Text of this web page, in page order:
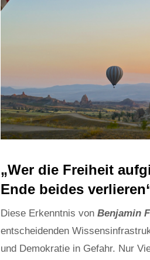
„Wer die Freiheit
Ende beides
Diese Erkenntnis von Benjamin
entscheidenden
und Demokratie in Gefahr. Nur